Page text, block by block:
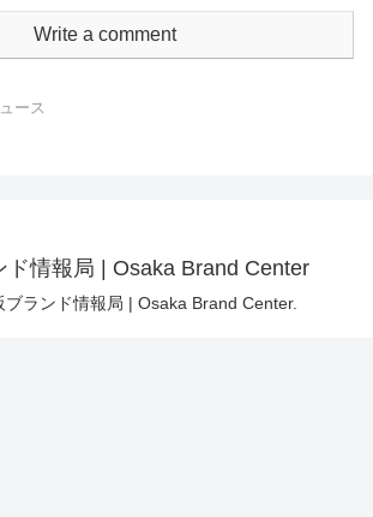
Write a comment
ース
ド情報局 | Osaka Brand Center
ランド情報局 | Osaka Brand Center.